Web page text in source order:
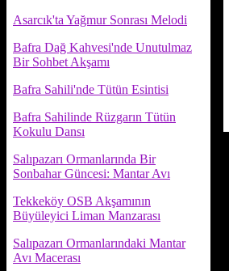
Asarcık'ta Yağmur Sonrası Melodi
Bafra Dağ Kahvesi'nde Unutulmaz
Bir Sohbet Akşamı
Bafra Sahili'nde Tütün Esintisi
Bafra Sahilinde Rüzgarın Tütün
Kokulu Dansı
Salıpazarı Ormanlarında Bir
Sonbahar Güncesi: Mantar Avı
Tekkeköy OSB Akşamının
Büyüleyici Liman Manzarası
Salıpazarı Ormanlarındaki Mantar
Avı Macerası